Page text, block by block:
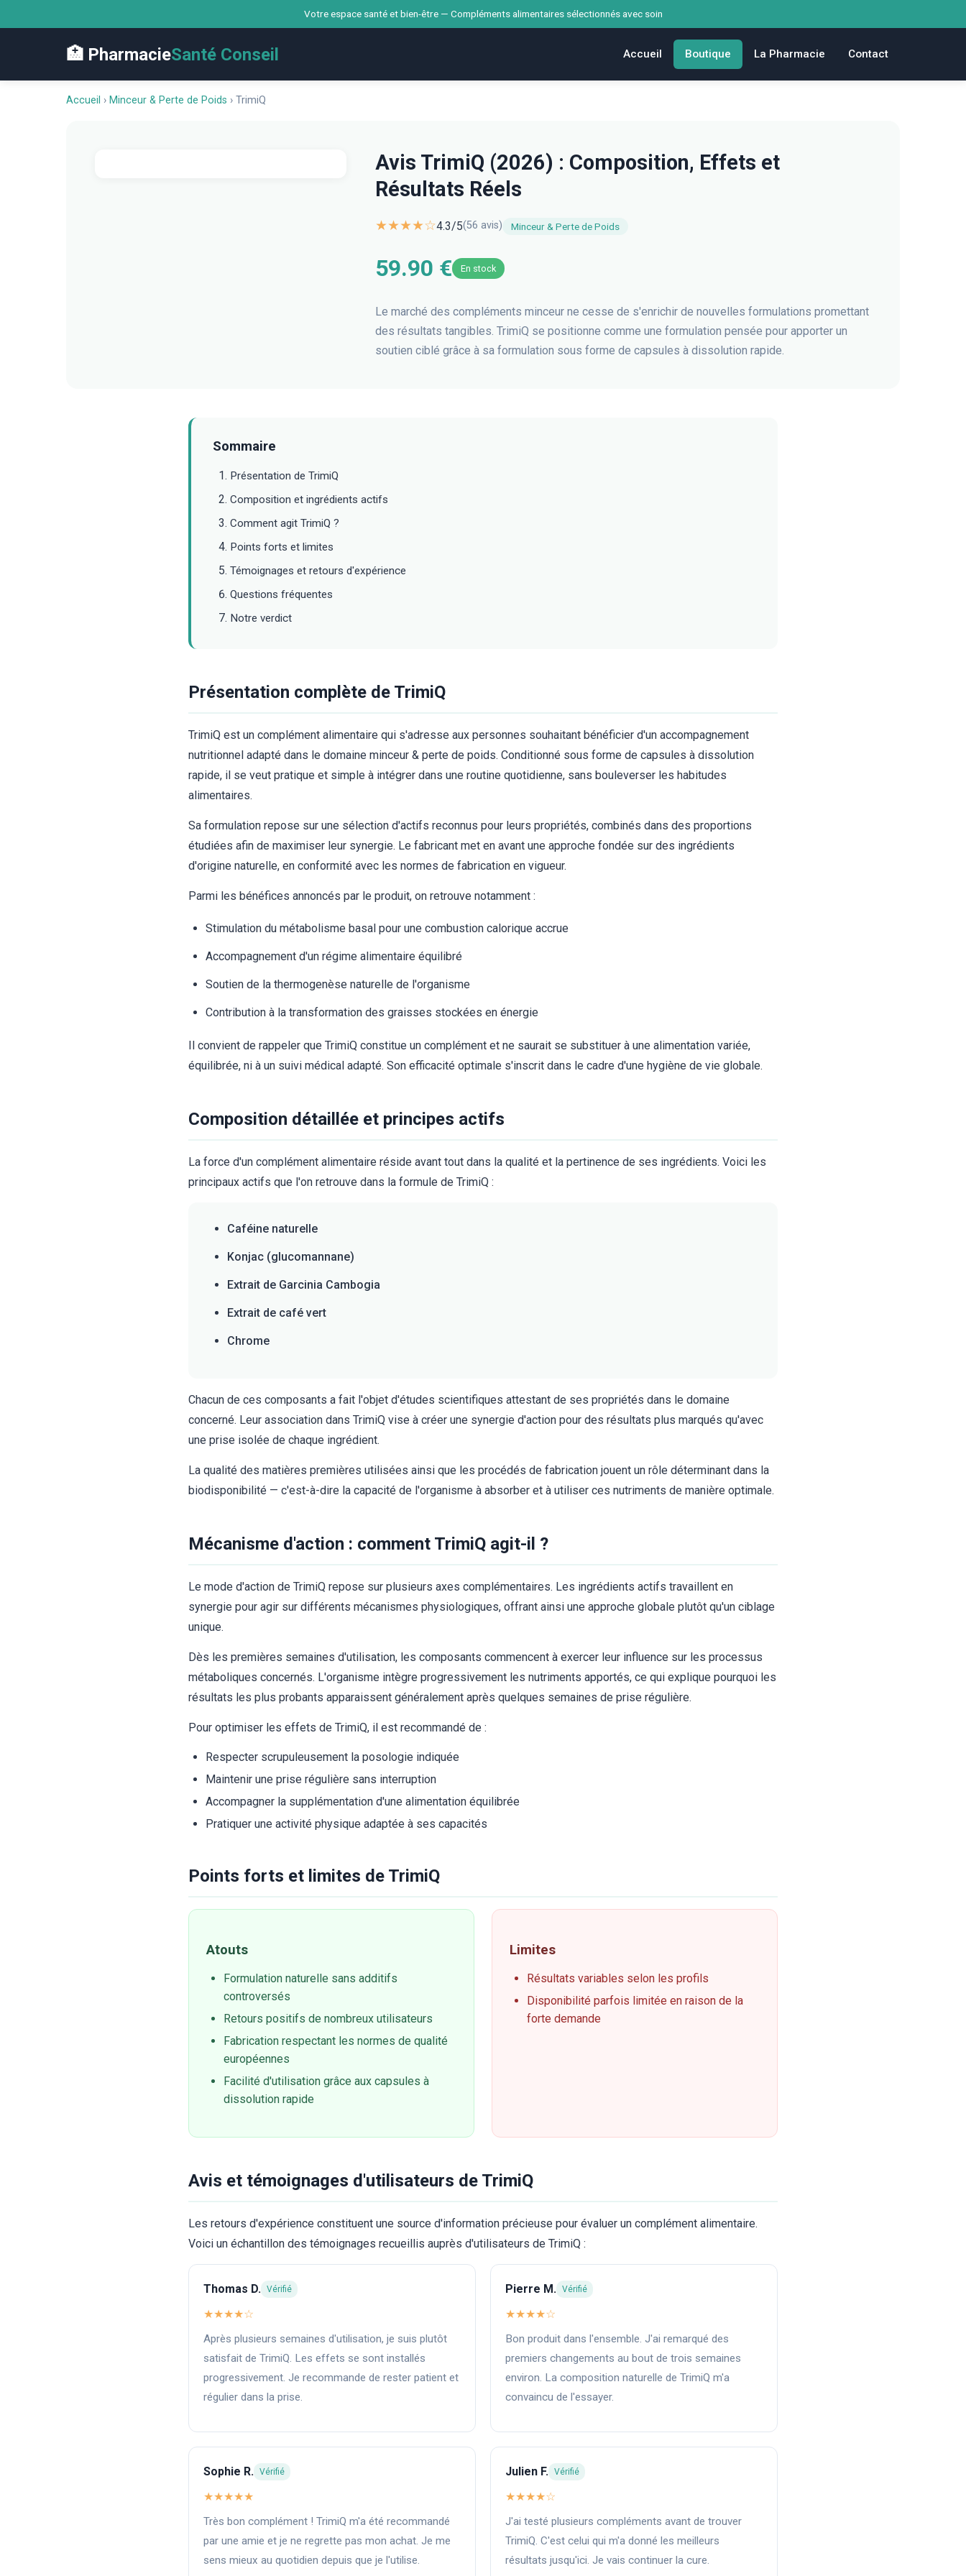
Votre espace santé et bien-être — Compléments alimentaires sélectionnés avec soin
🏥 PharmacieSanté Conseil Accueil Boutique La Pharmacie Contact
Accueil › Minceur & Perte de Poids › TrimiQ
Avis TrimiQ (2026) : Composition, Effets et
Résultats Réels
★★★★☆4.3/5(56 avis) Minceur & Perte de Poids
59.90 € En stock
Le marché des compléments minceur ne cesse de s'enrichir de nouvelles formulations promettant
des résultats tangibles. TrimiQ se positionne comme une formulation pensée pour apporter un
soutien ciblé grâce à sa formulation sous forme de capsules à dissolution rapide.
Sommaire
Présentation de TrimiQ
Composition et ingrédients actifs
Comment agit TrimiQ ?
Points forts et limites
Témoignages et retours d'expérience
Questions fréquentes
Notre verdict
Présentation complète de TrimiQ
TrimiQ est un complément alimentaire qui s'adresse aux personnes souhaitant bénéficier d'un accompagnement
nutritionnel adapté dans le domaine minceur & perte de poids. Conditionné sous forme de capsules à dissolution
rapide, il se veut pratique et simple à intégrer dans une routine quotidienne, sans bouleverser les habitudes
alimentaires.
Sa formulation repose sur une sélection d'actifs reconnus pour leurs propriétés, combinés dans des proportions
étudiées afin de maximiser leur synergie. Le fabricant met en avant une approche fondée sur des ingrédients
d'origine naturelle, en conformité avec les normes de fabrication en vigueur.
Parmi les bénéfices annoncés par le produit, on retrouve notamment :
Stimulation du métabolisme basal pour une combustion calorique accrue
Accompagnement d'un régime alimentaire équilibré
Soutien de la thermogenèse naturelle de l'organisme
Contribution à la transformation des graisses stockées en énergie
Il convient de rappeler que TrimiQ constitue un complément et ne saurait se substituer à une alimentation variée,
équilibrée, ni à un suivi médical adapté. Son efficacité optimale s'inscrit dans le cadre d'une hygiène de vie globale.
Composition détaillée et principes actifs
La force d'un complément alimentaire réside avant tout dans la qualité et la pertinence de ses ingrédients. Voici les
principaux actifs que l'on retrouve dans la formule de TrimiQ :
Caféine naturelle
Konjac (glucomannane)
Extrait de Garcinia Cambogia
Extrait de café vert
Chrome
Chacun de ces composants a fait l'objet d'études scientifiques attestant de ses propriétés dans le domaine
concerné. Leur association dans TrimiQ vise à créer une synergie d'action pour des résultats plus marqués qu'avec
une prise isolée de chaque ingrédient.
La qualité des matières premières utilisées ainsi que les procédés de fabrication jouent un rôle déterminant dans la
biodisponibilité — c'est-à-dire la capacité de l'organisme à absorber et à utiliser ces nutriments de manière optimale.
Mécanisme d'action : comment TrimiQ agit-il ?
Le mode d'action de TrimiQ repose sur plusieurs axes complémentaires. Les ingrédients actifs travaillent en
synergie pour agir sur différents mécanismes physiologiques, offrant ainsi une approche globale plutôt qu'un ciblage
unique.
Dès les premières semaines d'utilisation, les composants commencent à exercer leur influence sur les processus
métaboliques concernés. L'organisme intègre progressivement les nutriments apportés, ce qui explique pourquoi les
résultats les plus probants apparaissent généralement après quelques semaines de prise régulière.
Pour optimiser les effets de TrimiQ, il est recommandé de :
Respecter scrupuleusement la posologie indiquée
Maintenir une prise régulière sans interruption
Accompagner la supplémentation d'une alimentation équilibrée
Pratiquer une activité physique adaptée à ses capacités
Points forts et limites de TrimiQ
Atouts
Formulation naturelle sans additifs
controversés
Retours positifs de nombreux utilisateurs
Fabrication respectant les normes de qualité
européennes
Facilité d'utilisation grâce aux capsules à
dissolution rapide
Limites
Résultats variables selon les profils
Disponibilité parfois limitée en raison de la
forte demande
Avis et témoignages d'utilisateurs de TrimiQ
Les retours d'expérience constituent une source d'information précieuse pour évaluer un complément alimentaire.
Voici un échantillon des témoignages recueillis auprès d'utilisateurs de TrimiQ :
Thomas D. Vérifié
★★★★☆
Après plusieurs semaines d'utilisation, je suis plutôt
satisfait de TrimiQ. Les effets se sont installés
progressivement. Je recommande de rester patient et
régulier dans la prise.
Pierre M. Vérifié
★★★★☆
Bon produit dans l'ensemble. J'ai remarqué des
premiers changements au bout de trois semaines
environ. La composition naturelle de TrimiQ m'a
convaincu de l'essayer.
Sophie R. Vérifié
★★★★★
Très bon complément ! TrimiQ m'a été recommandé
par une amie et je ne regrette pas mon achat. Je me
sens mieux au quotidien depuis que je l'utilise.
Julien F. Vérifié
★★★★☆
J'ai testé plusieurs compléments avant de trouver
TrimiQ. C'est celui qui m'a donné les meilleurs
résultats jusqu'ici. Je vais continuer la cure.